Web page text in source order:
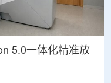
5.0一体化精准放